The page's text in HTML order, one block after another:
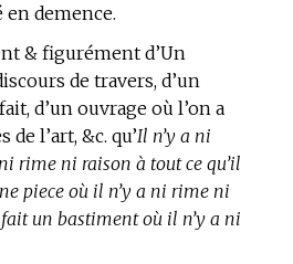
en demence.
& figurément d’Un
de travers, d’un
d’un ouvrage où l’on a
l’art, &c. qu’Il n’y a ni
rime ni raison à tout ce qu’il
piece où il n’y a ni rime ni
un bastiment où il n’y a ni